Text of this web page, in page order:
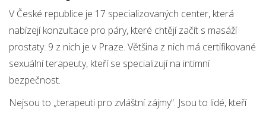
V České republice je 17 specializovaných center, která
nabízejí konzultace pro páry, které chtějí začít s masáží
prostaty. 9 z nich je v Praze. Většina z nich má certifikované
sexuální terapeuty, kteří se specializují na intimní
bezpečnost.
Nejsou to „terapeuti pro zvláštní zájmy“. Jsou to lidé, kteří